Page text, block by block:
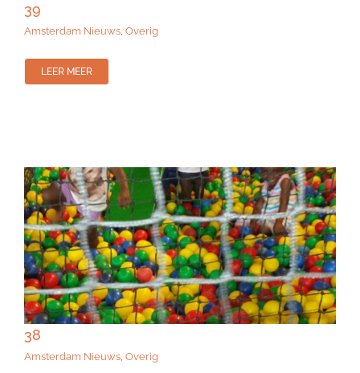
39
Amsterdam Nieuws, Overig
LEER MEER
38
Amsterdam Nieuws, Overig